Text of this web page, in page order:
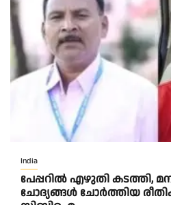
India
പേപ്പറിൽ എഴുതി കടത്തി,
ചോദ്യങ്ങൾ ചോർത്തിയ